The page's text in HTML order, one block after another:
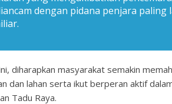
dengan pidana penjara
diharapkan masyarakat semakin
dan lahan serta ikut berperan aktif
Tadu Raya.